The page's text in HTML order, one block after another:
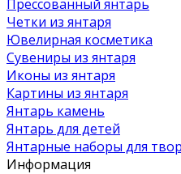
Прессованный янтарь
Четки из янтаря
Ювелирная косметика
Сувениры из янтаря
Иконы из янтаря
Картины из янтаря
Янтарь камень
Янтарь для детей
Янтарные наборы для
Информация